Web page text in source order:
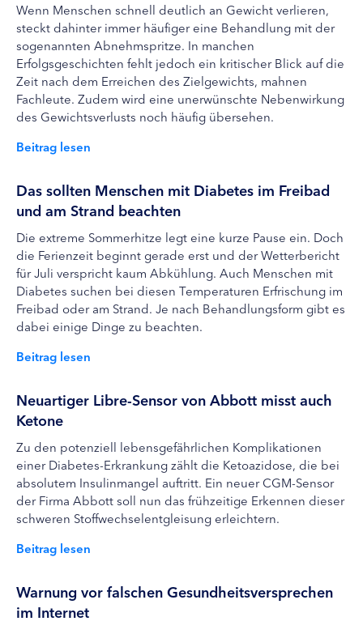
Wenn Menschen schnell deutlich an Gewicht verlieren,
steckt dahinter immer häufiger eine Behandlung mit der
sogenannten Abnehmspritze. In manchen
Erfolgsgeschichten fehlt jedoch ein kritischer Blick auf die
Zeit nach dem Erreichen des Zielgewichts, mahnen
Fachleute. Zudem wird eine unerwünschte Nebenwirkung
des Gewichtsverlusts noch häufig übersehen.
Beitrag lesen
Das sollten Menschen mit Diabetes im Freibad
und am Strand beachten
Die extreme Sommerhitze legt eine kurze Pause ein. Doch
die Ferienzeit beginnt gerade erst und der Wetterbericht
für Juli verspricht kaum Abkühlung. Auch Menschen mit
Diabetes suchen bei diesen Temperaturen Erfrischung im
Freibad oder am Strand. Je nach Behandlungsform gibt es
dabei einige Dinge zu beachten.
Beitrag lesen
Neuartiger Libre-Sensor von Abbott misst auch
Ketone
Zu den potenziell lebensgefährlichen Komplikationen
einer Diabetes-Erkrankung zählt die Ketoazidose, die bei
absolutem Insulinmangel auftritt. Ein neuer CGM-Sensor
der Firma Abbott soll nun das frühzeitige Erkennen dieser
schweren Stoffwechselentgleisung erleichtern.
Beitrag lesen
Warnung vor falschen Gesundheitsversprechen
im Internet